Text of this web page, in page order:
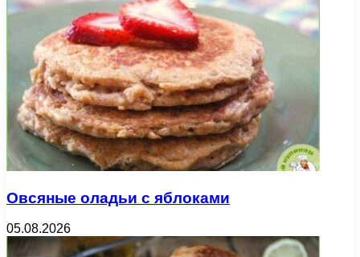
Овсяные оладьи с яблоками
05.08.2026